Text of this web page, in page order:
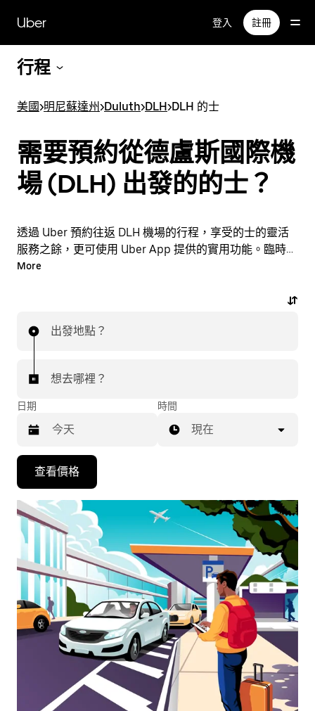
Uber 登入 註冊
行程
美國>明尼蘇達州>Duluth>DLH>DLH 的士
需要預約從德盧斯國際機
場 (DLH) 出發的的士？
透過 Uber 預約往返 DLH 機場的行程，享受的士的靈活
服務之餘，更可使用 Uber App 提供的實用功能。臨時需
要乘車？隨時透過 App 或網站預約行程，享受經濟實惠
More
出發地點？
想去哪裡？
日期
下
向
下
箭
鍵，
即
可
用
時間
現在
查看價格